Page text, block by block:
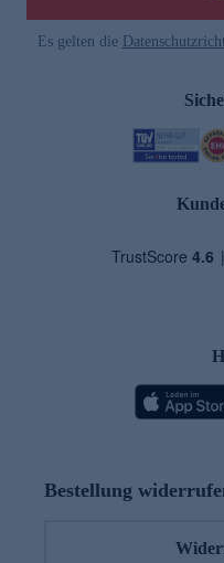
Es gelten die
Bestellung